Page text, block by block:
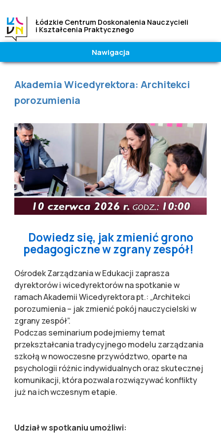
Łódzkie Centrum Doskonalenia Nauczycieli
i Kształcenia Praktycznego
Wielkość
A A A
Kontrast
Nawigacja
Jesteś tutaj
Akademia Wicedyrektora: Architekci
porozumienia
Dowiedz się, jak zmienić grono
pedagogiczne w zgrany zespół!
Ośrodek Zarządzania w Edukacji zaprasza
dyrektorów i wicedyrektorów na spotkanie w
ramach Akademii Wicedyrektora pt.: „Architekci
porozumienia – jak zmienić pokój nauczycielski w
zgrany zespół”.
Podczas seminarium podejmiemy temat
przekształcania tradycyjnego modelu zarządzania
szkołą w nowoczesne przywództwo, oparte na
psychologii różnic indywidualnych oraz skutecznej
komunikacji, która pozwala rozwiązywać konflikty
już na ich wczesnym etapie.
Udział w spotkaniu umożliwi: